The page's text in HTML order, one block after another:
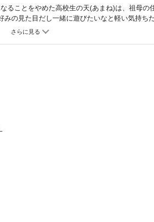
ることをやめた高校生の天(あまね)は、祖母の
の見た目だし一緒に遊びたいなと軽い気持ち
る、男子高校生2人のピュアでもどかしい恋の